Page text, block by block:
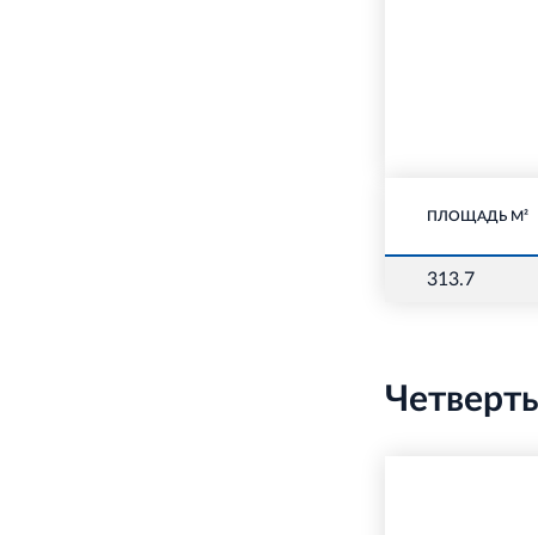
ПЛОЩАДЬ М²
313.7